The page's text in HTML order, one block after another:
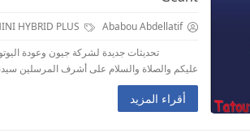
Ababou Abdellatif
عليكم والصلاة والسلام على أشرف المرسلين
أقراء المزيد